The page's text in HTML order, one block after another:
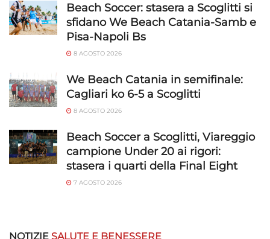
Beach Soccer: stasera a Scoglitti si
sfidano We Beach Catania-Samb e
Pisa-Napoli Bs
8 AGOSTO 2026
We Beach Catania in semifinale:
Cagliari ko 6-5 a Scoglitti
8 AGOSTO 2026
Beach Soccer a Scoglitti, Viareggio
campione Under 20 ai rigori:
stasera i quarti della Final Eight
7 AGOSTO 2026
NOTIZIE SALUTE E BENESSERE